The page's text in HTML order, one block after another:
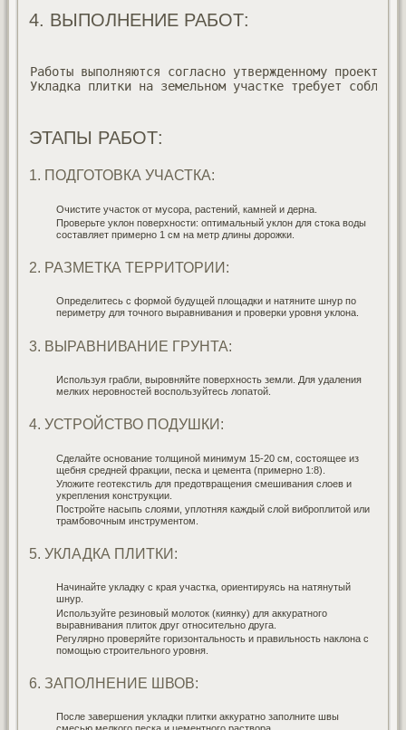
4. ВЫПОЛНЕНИЕ РАБОТ:
Работы выполняются согласно утвержденному проекту
Укладка плитки на земельном участке требует
ЭТАПЫ РАБОТ:
1. ПОДГОТОВКА УЧАСТКА:
Очистите участок от мусора, растений, камней и дерна.
Проверьте уклон поверхности: оптимальный уклон для стока воды
составляет примерно 1 см на метр длины дорожки.
2. РАЗМЕТКА ТЕРРИТОРИИ:
Определитесь с формой будущей площадки и натяните шнур по
периметру для точного выравнивания и проверки уровня уклона.
3. ВЫРАВНИВАНИЕ ГРУНТА:
Используя грабли, выровняйте поверхность земли. Для удаления
мелких неровностей воспользуйтесь лопатой.
4. УСТРОЙСТВО ПОДУШКИ:
Сделайте основание толщиной минимум 15-20 см, состоящее из
щебня средней фракции, песка и цемента (примерно 1:8).
Уложите геотекстиль для предотвращения смешивания слоев и
укрепления конструкции.
Постройте насыпь слоями, уплотняя каждый слой виброплитой или
трамбовочным инструментом.
5. УКЛАДКА ПЛИТКИ:
Начинайте укладку с края участка, ориентируясь на натянутый
шнур.
Используйте резиновый молоток (киянку) для аккуратного
выравнивания плиток друг относительно друга.
Регулярно проверяйте горизонтальность и правильность наклона с
помощью строительного уровня.
6. ЗАПОЛНЕНИЕ ШВОВ:
После завершения укладки плитки аккуратно заполните швы